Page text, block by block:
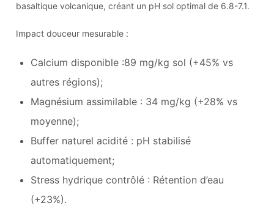
basaltique volcanique, créant un pH sol optimal de 6.8-7.1.
Impact douceur mesurable :
Calcium disponible :89 mg/kg sol (+45% vs
autres régions);
Magnésium assimilable : 34 mg/kg (+28% vs
moyenne);
Buffer naturel acidité : pH stabilisé
automatiquement;
Stress hydrique contrôlé : Rétention d’eau
(+23%).